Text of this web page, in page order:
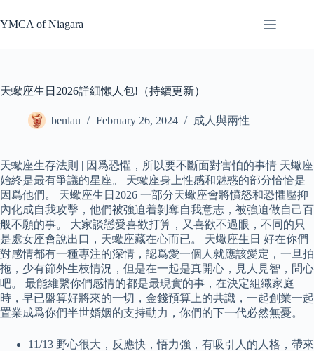
to
content
YMCA of Niagara
天蠍座生日2026詳細懶人包!（持續更新）
benlau February 26, 2024 成人與兩性
天蠍座生存法則 | 因爲恐懼，所以要不斷面對害怕的事情 天蠍座
始終是最有爭議的星座。 天蠍座身上性感和魅惑的部分恰恰是
因爲他們。 天蠍座生日2026 一部分天蠍座會將憤怒和恐懼壓抑
內化成自我攻擊，他們被強迫着剝奪自我意志，被強迫做自己百
般不願的事。 大家談戀愛喜歡打算，又喜歡不過眼，不同的只
是處女座會說出口，天蠍座藏在心而已。 天蠍座生日 好在你們
對感情都有一種專注的深情，認爲愛一個人就應該愛定，一旦拍
拖，少有節外生枝情況，但是在一起是真開心，見人見智，問心
吧。 最能維繫你們感情的都是最現實的事，在決定組織家庭
時，早已盤算好將來的一切，金錢預算上的共識，一起創業一起
置業成爲你們半世婚姻的支持動力，你們的下一代必然無憂。
11/13 野心很大，反應快，悟力強，有吸引人的人格，帶來